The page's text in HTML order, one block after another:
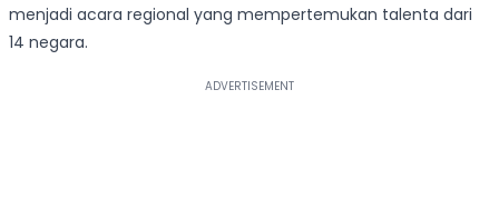
menjadi acara regional yang mempertemukan talenta dari
14 negara.